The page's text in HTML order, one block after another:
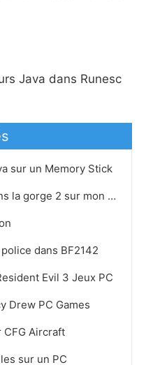
Java dans Runesc
sur un Memory Stick
Comment puis-je obtenir dans la gorge 2 sur mon PC
dans BF2142
Evil 3 Jeux PC
Drew PC Games
Aircraft
sur un PC